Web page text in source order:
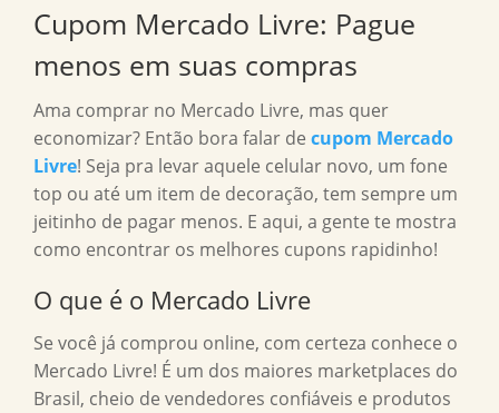
Cupom Mercado Livre: Pague
menos em suas compras
Ama comprar no Mercado Livre, mas quer
economizar? Então bora falar de cupom Mercado
Livre! Seja pra levar aquele celular novo, um fone
top ou até um item de decoração, tem sempre um
jeitinho de pagar menos. E aqui, a gente te mostra
como encontrar os melhores cupons rapidinho!
O que é o Mercado Livre
Se você já comprou online, com certeza conhece o
Mercado Livre! É um dos maiores marketplaces do
Brasil, cheio de vendedores confiáveis e produtos